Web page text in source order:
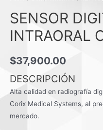
SENSOR
INTRAORAL
$37,900.00
DESCRIPCIÓN
Alta calidad en radiografía
Corix Medical Systems, al
mercado.